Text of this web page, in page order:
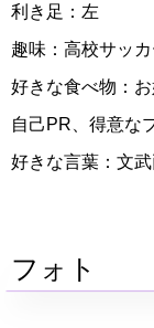
利き足：左
趣味：高校サッ
好きな食べ物：お
自己PR、得意な
好きな言葉：文
フォト